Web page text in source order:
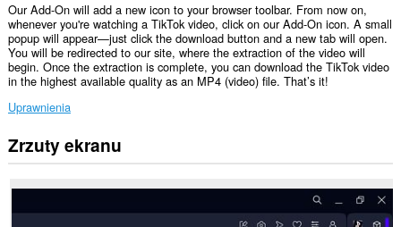
Our Add-On will add a new icon to your browser toolbar. From now on,
whenever you're watching a TikTok video, click on our Add-On icon. A small
popup will appear—just click the download button and a new tab will open.
You will be redirected to our site, where the extraction of the video will
begin. Once the extraction is complete, you can download the TikTok video
in the highest available quality as an MP4 (video) file. That’s it!
Uprawnienia
To
rozszerzenie
uzyskać
do
Zrzuty ekranu